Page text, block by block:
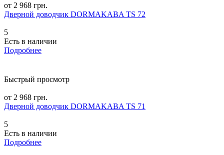
от 2 968 грн.
Дверной доводчик DORMAKABA TS 72
5
Есть в наличии
Подробнее
Быстрый просмотр
от 2 968 грн.
Дверной доводчик DORMAKABA TS 71
5
Есть в наличии
Подробнее